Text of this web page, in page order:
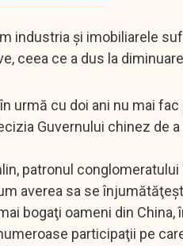
industria şi imobiliarele
ceea ce a dus la
urmă cu doi ani nu mai
Guvernului chinez de
patronul
averea sa se
bogaţi oameni din
participaţii pe